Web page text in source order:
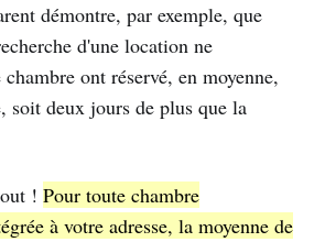
démontre, par exemple, que
d'une location ne
ont réservé, en moyenne,
soit deux jours de plus que la
! Pour toute chambre
à votre adresse, la moyenne de